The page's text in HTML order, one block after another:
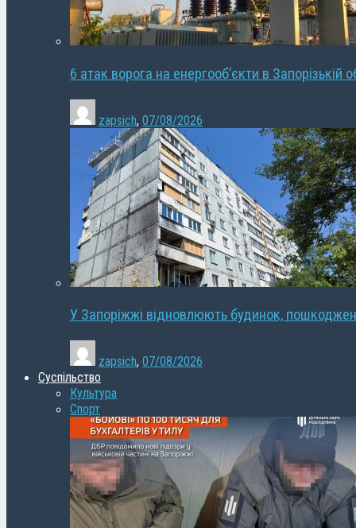
6 атак ворога на енергооб’єкти в Запорізькій
zapsich, 07/08/2026
У Запоріжжі відновлюють будинок,
zapsich, 07/08/2026
Суспільство
Культура
Спорт